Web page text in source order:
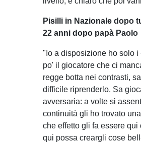
Pisilli in Nazionale dopo
22 anni dopo papà Paolo
"Io a disposizione ho solo
po' il giocatore che ci
regge botta nei contrasti,
difficile riprenderlo. Sa
avversaria: a volte si
continuità gli ho trovato
che effetto gli fa essere
qui possa creargli cose